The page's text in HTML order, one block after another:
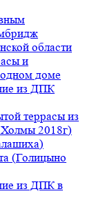
области
и
доме
из ДПК
террасы из
2018г)
(Голицыно
из ДПК в